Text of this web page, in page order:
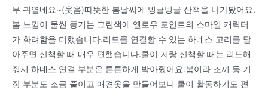
무 귀엽네요~(웃음)따뜻한 봄날씨에 빙글빙글 산책을 나가봤어요.
봄 느낌이 물씬 풍기는 그린색에 옐로우 포인트의 스마일 캐릭터
가 화려함을 더했습니다.리드를 연결할 수 있는 하네스 고리를 달
아주면 산책할 때 매우 편했습니다.쿨이 저랑 산책할 때는 리드해
줘서 하네스 연결 부분은 튼튼하게 박아줬어요.봄이라 조끼 등 기
장 부분도 조금 줄이고 애견옷을 만들어보니 쿨이 활동하기도 편